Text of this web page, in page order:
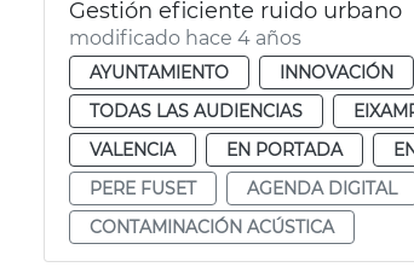
Gestión eficiente ruido urbano
modificado hace 4 años
AYUNTAMIENTO INNOVACIÓN
TODAS LAS AUDIENCIAS
VALENCIA
EN PORTADA
PERE FUSET
AGENDA DIGITAL
CONTAMINACIÓN ACÚSTICA